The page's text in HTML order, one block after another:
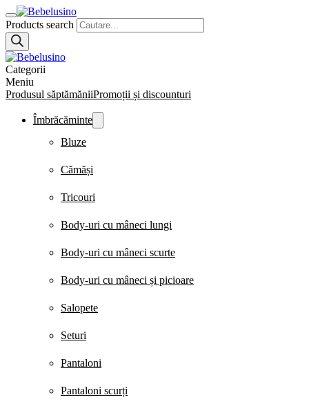
Products search
Categorii
Meniu
Produsul săptămăniiPromoții și discounturi
Îmbrăcăminte
Bluze
Cămăși
Tricouri
Body-uri cu mâneci lungi
Body-uri cu mâneci scurte
Body-uri cu mâneci și picioare
Salopete
Seturi
Pantaloni
Pantaloni scurți